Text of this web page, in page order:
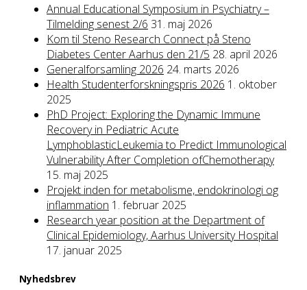
Annual Educational Symposium in Psychiatry –
Tilmelding senest 2/6 31. maj 2026
Kom til Steno Research Connect på Steno
Diabetes Center Aarhus den 21/5 28. april 2026
Generalforsamling 2026 24. marts 2026
Health Studenterforskningspris 2026 1. oktober
2025
PhD Project: Exploring the Dynamic Immune
Recovery in Pediatric Acute
LymphoblasticLeukemia to Predict Immunological
Vulnerability After Completion ofChemotherapy
15. maj 2025
Projekt inden for metabolisme, endokrinologi og
inflammation 1. februar 2025
Research year position at the Department of
Clinical Epidemiology, Aarhus University Hospital
17. januar 2025
Nyhedsbrev